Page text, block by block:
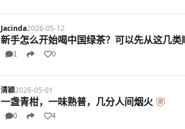
Jacinda2026-05-12
新手怎么开始喝中国绿茶？可以先从这几
1 0
清颖2026-05-01
一盏青柑，一味熟普，几分人间烟火
0 4